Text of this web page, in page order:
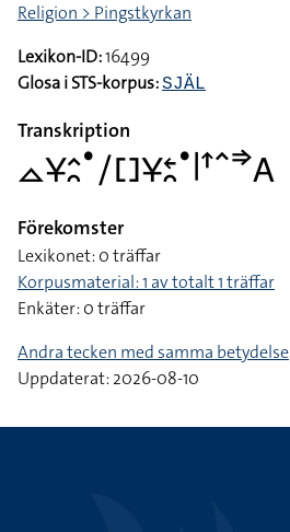
Religion > Pingstkyrkan
Lexikon-ID:16499
Glosa i STS-korpus:SJÄL
Transkription
􌤼􌥃􌤵􌥘􌤟􌥠􌤓􌥃􌥓􌥘􌤟􌥼􌦃􌥦􌦆􌤤
Förekomster
Lexikonet: 0 träffar
Korpusmaterial: 1 av totalt 1 träffar
Enkäter: 0 träffar
Andra tecken med samma betydelse
Uppdaterat: 2026-08-10